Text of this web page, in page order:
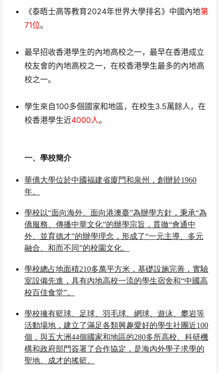
《泰晤士高等教育2024年世界大學排名》中國內地第
71位。
最早招收香港學生的內地高校之一，最早在香港成立
校友會的內地高校之一，在校香港學生最多的內地高
校之一。
學生來自100多個國家和地區，在校生3.5萬餘人，在
校香港學生近4000人。
一、學校簡介
華僑大學位於中國福建省廈門和泉州，創辦於1960
年。
學校以“面向海外、面向港澳臺”為辦學方針，秉承“為
僑服務、傳播中華文化”的辦學宗旨，貫徹“會通中
外、並育德才”的辦學理念，形成了“一元主導、多元
融合、和而不同”的校園文化。
學校總占地面積210多萬平方米，基礎設施完善，實驗
室設備先進，具有內地高校一流的學生宿舍和“中國高
校百佳食堂”。
學校擁有籃球、足球、羽毛球、網球、遊泳、攀岩等
活動場地，建立了滿足各類興趣愛好的學生社團近100
個 ，與五大洲44個國家和地區的280多所高校、科研機
構和政府部門簽署了合作協定，是海內外學子求學的
聖地、成才的搖籃。